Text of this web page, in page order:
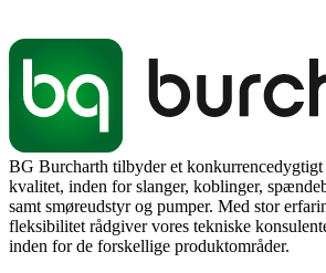
BG Burcharth tilbyder et
kvalitet, inden for slanger, koblinger,
samt smøreudstyr og pumper. Med stor
fleksibilitet rådgiver vores tekniske
inden for de forskellige produktområder.